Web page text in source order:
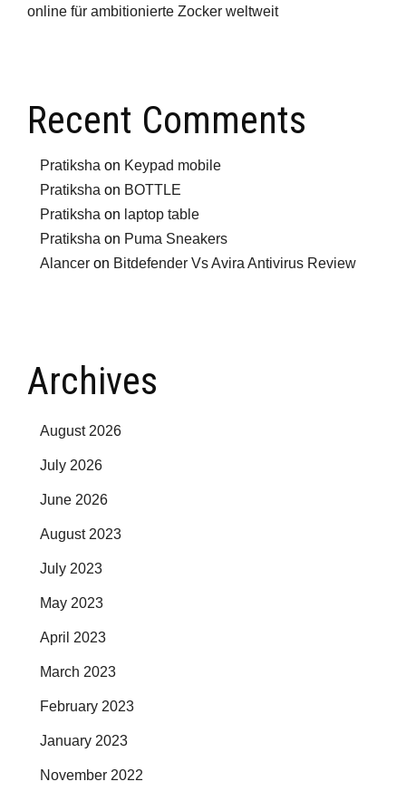
online für ambitionierte Zocker weltweit
Recent Comments
Pratiksha on Keypad mobile
Pratiksha on BOTTLE
Pratiksha on laptop table
Pratiksha on Puma Sneakers
Alancer on Bitdefender Vs Avira Antivirus Review
Archives
August 2026
July 2026
June 2026
August 2023
July 2023
May 2023
April 2023
March 2023
February 2023
January 2023
November 2022